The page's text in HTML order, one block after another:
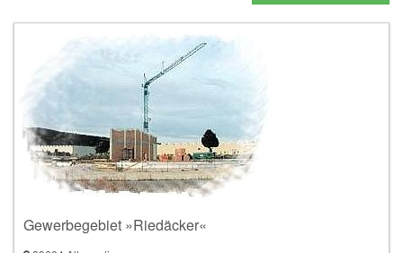
Gewerbegebiet »Riedäcker«